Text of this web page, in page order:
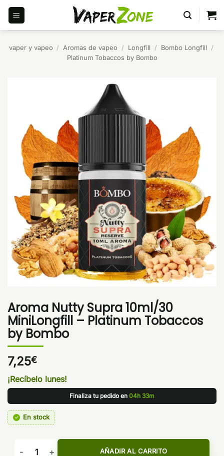
Saltar
contenido
vaper y vapeo / Aromas de vapeo / Longfill / Bombo Longfill
/
Platinum Tobaccos by Bombo
Aroma Nutty Supra 10ml/30
MiniLongfill – Platinum Tobaccos
by Bombo
7,25€
¡Recíbelo lunes!
Finaliza tu pedido en 04h 33m
En stock
Aroma Nutty Supra 10ml/30 MiniLongfill - Platinum
AÑADIR AL CARRITO